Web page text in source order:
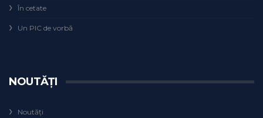
În cetate
Un PIC de vorbă
NOUTĂȚI
Noutăți